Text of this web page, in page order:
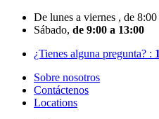
Skip
De lunes a viernes , de 8:00
Sábado, de 9:00 a 13:00
¿Tienes alguna pregunta? :
Sobre nosotros
Contáctenos
Locations